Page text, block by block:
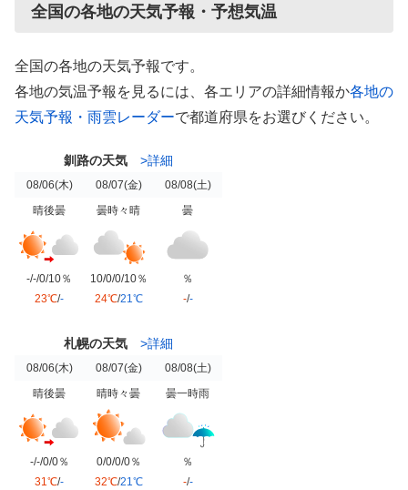
全国の各地の天気予報・予想気温
全国の各地の天気予報です。
各地の気温予報を見るには、各エリアの詳細情報か各地の
天気予報・雨雲レーダーで都道府県をお選びください。
釧路の天気 >詳細
08/06(木) 08/07(金) 08/08(土)
晴後曇
-/-/0/10％
23℃/-
曇時々晴
10/0/0/10％
24℃/21℃
曇
％
-/-
札幌の天気 >詳細
08/06(木) 08/07(金) 08/08(土)
晴後曇
-/-/0/0％
31℃/-
晴時々曇
0/0/0/0％
32℃/21℃
曇一時雨
％
-/-